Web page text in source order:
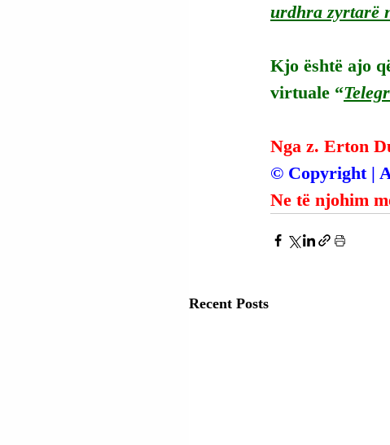
urdhra zyrtarë
Kjo është ajo
virtuale “
Nga z. Erton
© Copyright |
Ne të njohim
Recent Posts